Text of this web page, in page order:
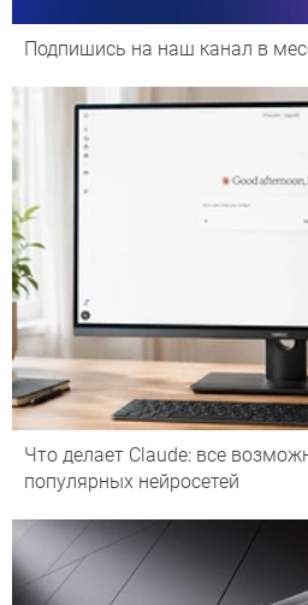
Подпишись на наш канал в
Что делает Сlaude: все
популярных нейросетей